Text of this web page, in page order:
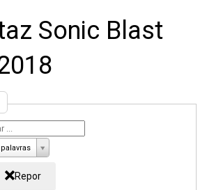
Sonic Blast
Repor